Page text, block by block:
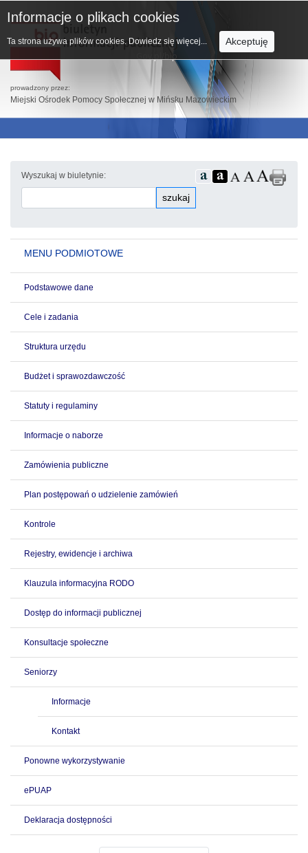
prowadzony przez:
Miejski Ośrodek Pomocy Społecznej w Mińsku Mazowieckim
Wyszukaj w biuletynie:
szukaj
MENU PODMIOTOWE
Podstawowe dane
Cele i zadania
Struktura urzędu
Budżet i sprawozdawczość
Statuty i regulaminy
Informacje o naborze
Zamówienia publiczne
Plan postępowań o udzielenie zamówień
Kontrole
Rejestry, ewidencje i archiwa
Klauzula informacyjna RODO
Dostęp do informacji publicznej
Konsultacje społeczne
Seniorzy
Informacje
Kontakt
Ponowne wykorzystywanie
ePUAP
Deklaracja dostępności
Informacje o plikach cookies
Ta strona używa plików cookies. Dowiedz się więcej... Akceptuję